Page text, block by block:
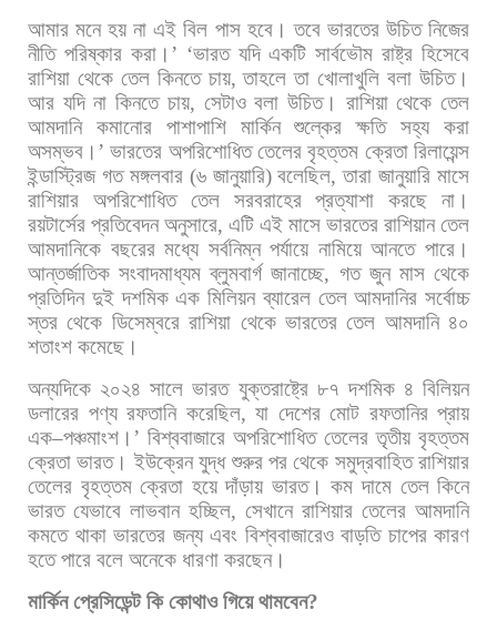
আমার মনে হয় না এই বিল পাস হবে। তবে ভারতের উচিত নিজের
নীতি পরিষ্কার করা। ’ ‘ভারত যদি একটি সার্বভৌম রাষ্ট্র হিসেবে
রাশিয়া থেকে তেল কিনতে চায়,তাহলে তা খোলাখুলি বলা উচিত।
আর যদি না কিনতে চায়, সেটাও বলা উচিত। রাশিয়া থেকে তেল
আমদানি
কমানোর পাশাপাশি মার্কিন শুল্কের ক্ষতি সহ্য
করা
অসম্ভব। ’ভারতের অপরিশোধিত তেলের বৃহত্তম ক্রেতা রিলায়েন্স
ইন্ডাস্ট্রিজ গত মঙ্গলবার(৬ জানুয়ারি)বলেছিল,তারা জানুয়ারি মাসে
রাশিয়ার
অপরিশোধিত তেল সরবরাহের প্রত্যাশা করছে
না।
রয়টার্সের প্রতিবেদন অনুসারে, এটি এই মাসে ভারতের রাশিয়ান তেল
আমদানিকে বছরের মধ্যে সর্বনিম্ন পর্যায়ে নামিয়ে আনতে পারে।
আন্তর্জাতিক সংবাদমাধ্যম ব্লুমবার্গ জানাচ্ছে, গত জুন মাস থেকে
প্রতিদিন দুই দশমিক এক মিলিয়ন ব্যারেল তেল আমদানির সর্বোচ্চ
স্তর থেকে ডিসেম্বরে রাশিয়া থেকে ভারতের তেল আমদানি ৪০
শতাংশ কমেছে।
অন্যদিকে ২০২৪ সালে ভারত যুক্তরাষ্ট্রে ৮৭ দশমিক ৪ বিলিয়ন
ডলারের পণ্য রফতানি করেছিল, যা দেশের মোট রফতানির প্রায়
এক–পঞ্চমাংশ। ’ বিশ্ববাজারে অপরিশোধিত তেলের তৃতীয় বৃহত্তম
ক্রেতা ভারত। ইউক্রেন যুদ্ধ শুরুর পর থেকে সমুদ্রবাহিত রাশিয়ার
তেলের বৃহত্তম ক্রেতা হয়ে দাঁড়ায় ভারত। কম দামে তেল কিনে
ভারত যেভাবে লাভবান হচ্ছিল, সেখানে রাশিয়ার তেলের আমদানি
কমতে থাকা ভারতের জন্য এবং বিশ্ববাজারেও বাড়তি চাপের কারণ
হতে পারে বলে অনেকে ধারণা করছেন।
মার্কিন প্রেসিডেন্ট কি কোথাও গিয়ে থামবেন?